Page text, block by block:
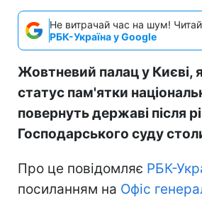
Не витрачай час на шум! Читай
РБК-Україна у Google
Жовтневий палац у Києві,
статус пам'ятки
повернуть державі після
Господарського суду
Про це повідомляє РБК-
посиланням на Офіс